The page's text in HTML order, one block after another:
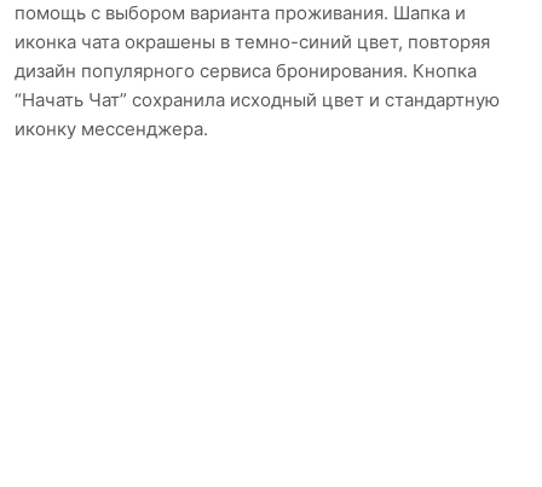
помощь с выбором варианта проживания. Шапка и
иконка чата окрашены в темно-синий цвет, повторяя
дизайн популярного сервиса бронирования. Кнопка
“Начать Чат” сохранила исходный цвет и стандартную
иконку мессенджера.